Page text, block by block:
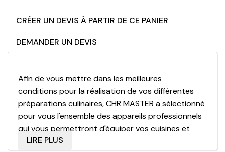
CRÉER UN DEVIS À PARTIR DE CE PANIER
DEMANDER UN DEVIS
Afin de vous mettre dans les meilleures
conditions pour la réalisation de vos différentes
préparations culinaires, CHR MASTER a sélectionné
pour vous l'ensemble des appareils professionnels
qui vous permettront d'équiper vos cuisines et
d'avoir les meilleurs équipements aux meilleurs prix.
LIRE PLUS